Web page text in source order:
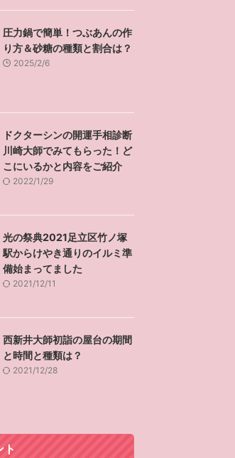
圧力鍋で簡単！つぶあんの作
り方＆砂糖の種類と割合は？
2025/2/6
ドクターシンの開運手相診断
川崎大師でみてもらった！ど
こにいるかと内容をご紹介
2022/1/29
光の祭典2021足立区竹ノ塚
駅からけやき通りのイルミ準
備始まってました
2021/12/11
西新井大師初詣の屋台の期間
と時間と種類は？
2021/12/28
ト